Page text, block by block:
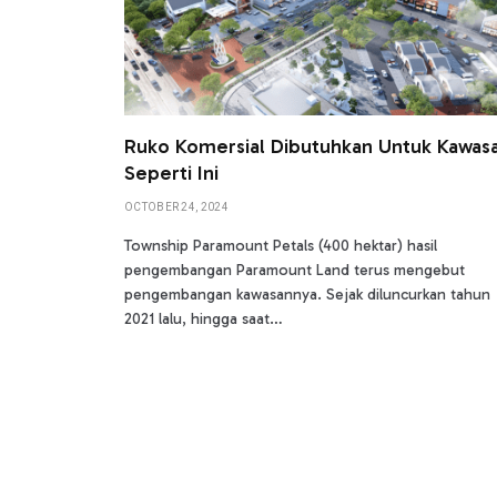
Ruko Komersial Dibutuhkan Untuk
Seperti Ini
OCTOBER 24, 2024
Township Paramount Petals (400 hektar) hasil
pengembangan Paramount Land terus mengebut
pengembangan kawasannya. Sejak diluncurkan tahun
2021 lalu, hingga saat…